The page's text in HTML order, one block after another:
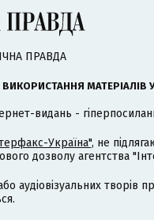
ПРАВДА
МАТЕРІАЛІВ
видань -
Україна", не
дозволу агентства
аудіовізуальних творів